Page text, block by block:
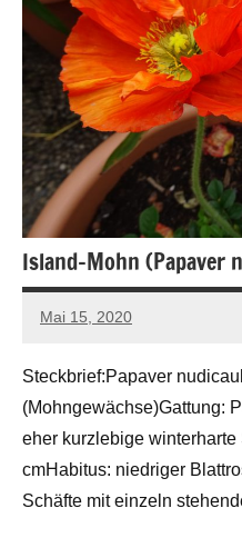
Island-Mohn (Papaver
Mai 15, 2020
Andreas
Steckbrief:Papaver
(Mohngewächse)Gattung:
eher kurzlebige
cmHabitus: niedriger
Schäfte mit einzeln